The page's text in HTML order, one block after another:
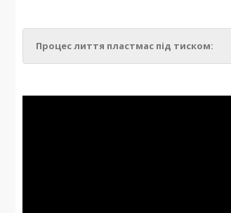
Процес лиття пластмас під тиском: